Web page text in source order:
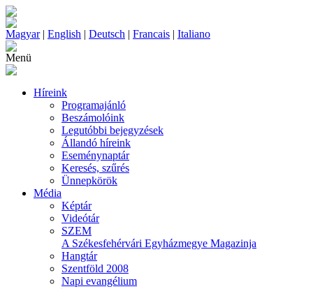
Magyar| English | Deutsch | Francais | Italiano
Menü
Híreink
Programajánló
Beszámolóink
Legutóbbi bejegyzések
Állandó híreink
Eseménynaptár
Keresés, szűrés
Ünnepkörök
Média
Képtár
Videótár
SZEM
A Székesfehérvári Egyházmegye Magazinja
Hangtár
Szentföld 2008
Napi evangélium